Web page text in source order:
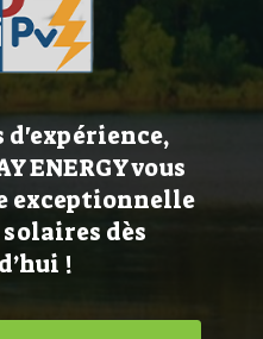
d'expérience,
ENERGY vous
exceptionnelle
dès
!